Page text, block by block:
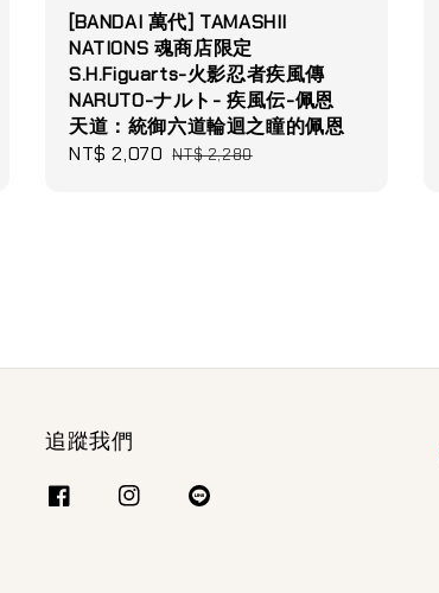
[BANDAI 萬代] TAMASHII
NATIONS 魂商店限定
S.H.Figuarts-火影忍者疾風傳
NARUTO-ナルト- 疾風伝-佩恩
天道：統御六道輪迴之瞳的佩恩
Sale
NT$ 2,070 Regular
NT$ 2,280
追蹤我們